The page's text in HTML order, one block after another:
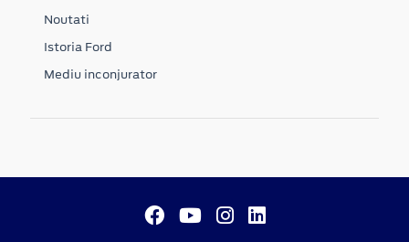
Noutati
Istoria Ford
Mediu inconjurator